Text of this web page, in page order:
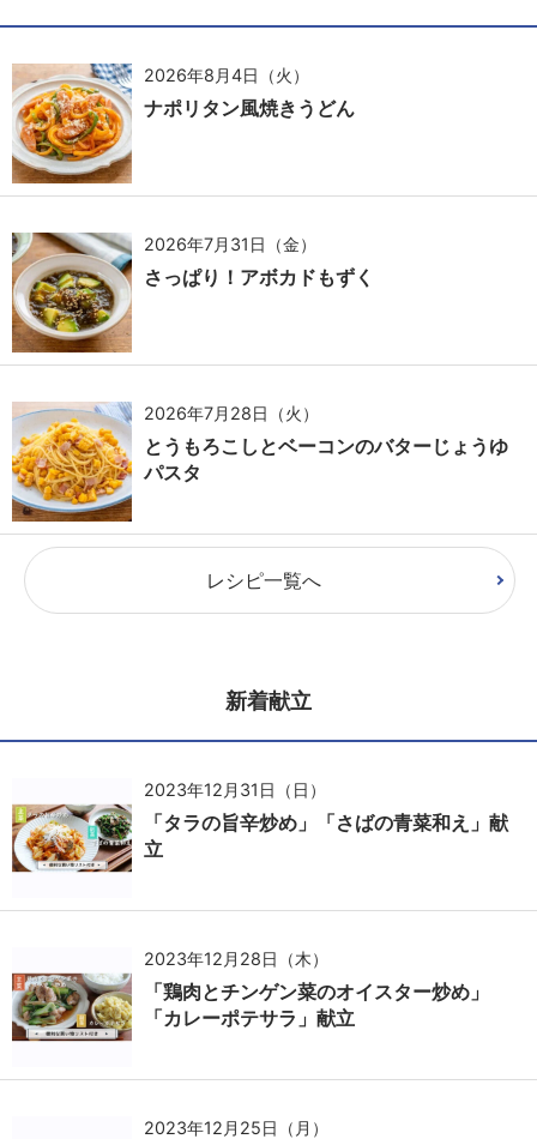
2026年8月4日（火）
ナポリタン風焼きうどん
2026年7月31日（金）
さっぱり！アボカドもずく
2026年7月28日（火）
とうもろこしとベーコンのバターじょうゆ
パスタ
レシピ一覧へ
新着献立
2023年12月31日（日）
「タラの旨辛炒め」「さばの青菜和え」献
立
2023年12月28日（木）
「鶏肉とチンゲン菜のオイスター炒め」
「カレーポテサラ」献立
2023年12月25日（月）